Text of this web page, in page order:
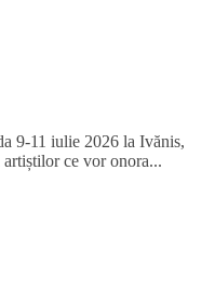
9-11 iulie 2026 la Ivănis,
ce vor onora...